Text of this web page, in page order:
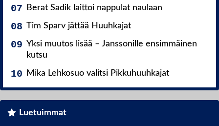
Berat Sadik laittoi nappulat naulaan
Tim Sparv jättää Huuhkajat
Yksi muutos lisää – Janssonille ensimmäinen
kutsu
Mika Lehkosuo valitsi Pikkuhuuhkajat
Luetuimmat